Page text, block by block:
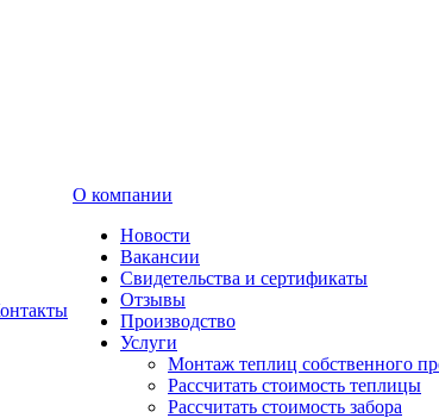
О компании
Новости
Вакансии
Свидетельства и сертификаты
Отзывы
Производство
Услуги
Монтаж теплиц собственного
Рассчитать стоимость теплицы
Рассчитать стоимость забора